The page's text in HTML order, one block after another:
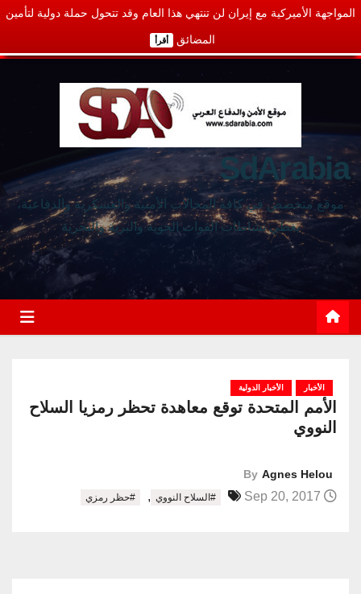
المواجهة الأميركية مع إيران لن تنتهي هذا العام وقد تتحول حملة دولية لتأمين
المضائق أقرأ
SdArabia
موقع متخصص في كافة المجالات الأمنية والعسكرية والدفاعية،
يغطي نشاطات القوات الجوية والبرية والبحرية
الأخبار الأخبار الدولية
الأمم المتحدة توقع معاهدة تحظر رمزيا السلاح
النووي
By Agnes Helou
#السلاح النووي , #حظر رمزي